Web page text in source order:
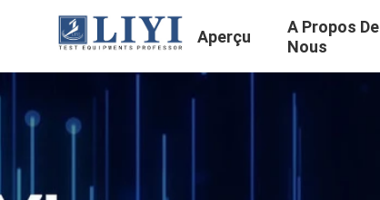
Aperçu
A Propos De
Nous